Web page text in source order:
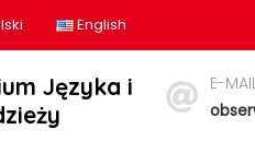
English
Języka i
E-